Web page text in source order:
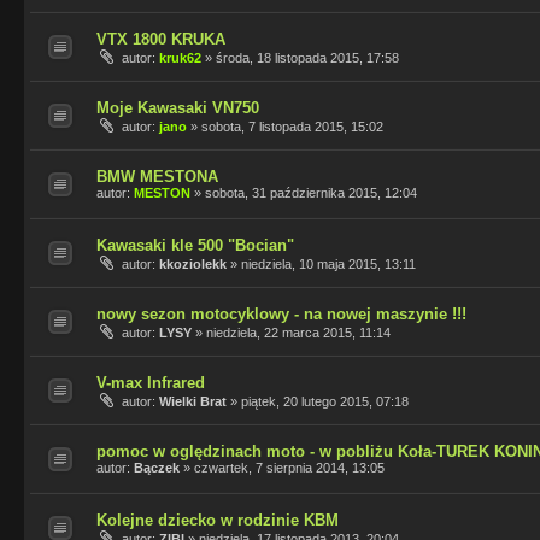
VTX 1800 KRUKA
autor: kruk62 » środa, 18 listopada 2015, 17:58
Moje Kawasaki VN750
autor: jano » sobota, 7 listopada 2015, 15:02
BMW MESTONA
autor: MESTON » sobota, 31 października 2015, 12:04
Kawasaki kle 500 "Bocian"
autor: kkoziolekk » niedziela, 10 maja 2015, 13:11
nowy sezon motocyklowy - na nowej maszynie !!!
autor: LYSY » niedziela, 22 marca 2015, 11:14
V-max Infrared
autor: Wielki Brat » piątek, 20 lutego 2015, 07:18
pomoc w oględzinach moto - w pobliżu Koła-TUREK
autor: Bączek » czwartek, 7 sierpnia 2014, 13:05
Kolejne dziecko w rodzinie KBM